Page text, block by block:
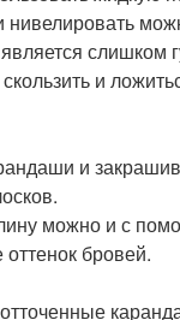
нивелировать
слишком
и
и
можно и с
бровей.